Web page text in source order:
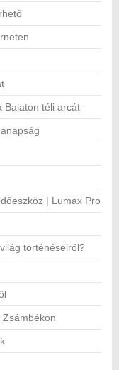
Balaton téli arcát
| Lumax Pro
történéseiről?